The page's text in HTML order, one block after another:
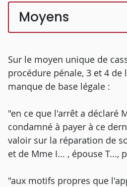
Moyens
Sur le moyen unique de
procédure pénale, 3 et 4
manque de base légale :
"en ce que l'arrêt a déclaré
condamné à payer à ce
valoir sur la réparation de
et de Mme I... , épouse
"aux motifs propres que